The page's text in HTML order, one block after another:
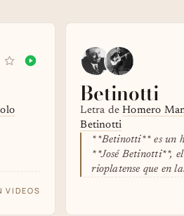
VIDEOS
Betinotti
Letra deHomero
Betinotti
**Betinotti** es un
**José Betinotti**,
rioplatense que en